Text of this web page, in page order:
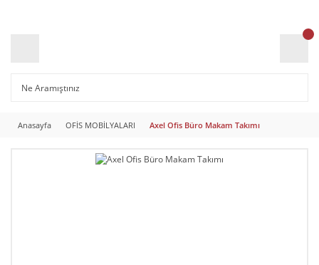
Anasayfa OFİS MOBİLYALARI Axel Ofis Büro Makam Takımı